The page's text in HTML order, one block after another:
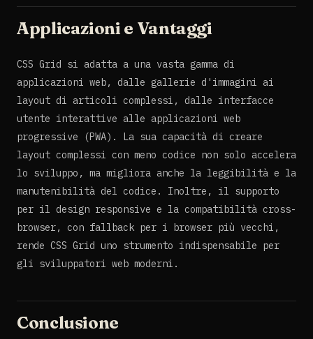
Applicazioni e Vantaggi
CSS Grid si adatta a una vasta gamma di
applicazioni web, dalle gallerie d'immagini ai
layout di articoli complessi, dalle interfacce
utente interattive alle applicazioni web
progressive (PWA). La sua capacità di creare
layout complessi con meno codice non solo accelera
lo sviluppo, ma migliora anche la leggibilità e la
manutenibilità del codice. Inoltre, il supporto
per il design responsive e la compatibilità cross-
browser, con fallback per i browser più vecchi,
rende CSS Grid uno strumento indispensabile per
gli sviluppatori web moderni.
Conclusione